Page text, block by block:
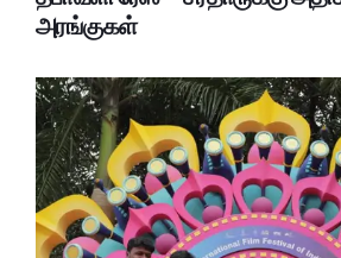
அரங்குகள்